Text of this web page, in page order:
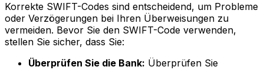
Korrekte SWIFT-Codes sind entscheidend, um Probleme
oder Verzögerungen bei Ihren Überweisungen zu
vermeiden. Bevor Sie den SWIFT-Code verwenden,
stellen Sie sicher, dass Sie:
Überprüfen Sie die Bank: Überprüfen Sie